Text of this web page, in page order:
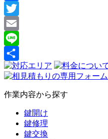
Facebook
Twitter
Email
Line
共
作業内容から探す
鍵開け
鍵修理
鍵交換